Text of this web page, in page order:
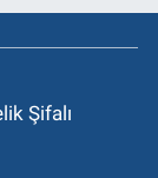
Şifalı